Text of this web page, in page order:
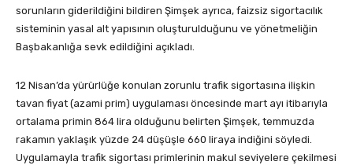
sorunların giderildiğini bildiren Şimşek ayrıca, faizsiz sigortacılık
sisteminin yasal alt yapısının oluşturulduğunu ve yönetmeliğin
Başbakanlığa sevk edildiğini açıkladı.
12 Nisan’da yürürlüğe konulan zorunlu trafik sigortasına ilişkin
tavan fiyat (azami prim) uygulaması öncesinde mart ayı itibarıyla
ortalama primin 864 lira olduğunu belirten Şimşek, temmuzda
rakamın yaklaşık yüzde 24 düşüşle 660 liraya indiğini söyledi.
Uygulamayla trafik sigortası primlerinin makul seviyelere çekilmesi